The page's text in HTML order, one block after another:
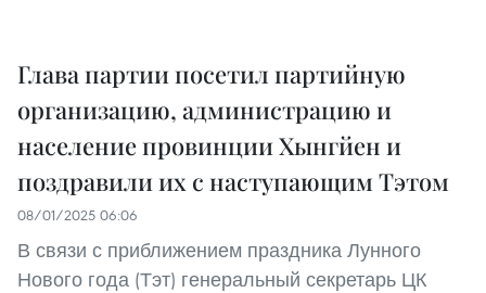
Глава партии посетил партийную
организацию, администрацию и
население провинции Хынгйен и
поздравили их с наступающим Тэтом
08/01/2025 06:06
В связи с приближением праздника Лунного
Нового года (Тэт) генеральный секретарь ЦК